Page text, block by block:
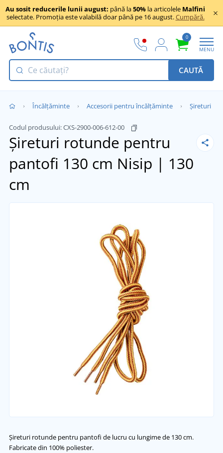
Au sosit reducerile lunii august: până la50% la articolele Malfini
selectate. Promoția este valabilă doar până pe 16 august.Cumpără.
0
MENU
CAUTĂ
Încălţăminte Accesorii pentru încălțăminte Șireturi
Codul produsului:CXS-2900-006-612-00
Șireturi rotunde pentru
pantofi 130 cm Nisip | 130
cm
Șireturi rotunde pentru pantofi de lucru cu lungime de 130 cm.
Fabricate din 100% poliester.